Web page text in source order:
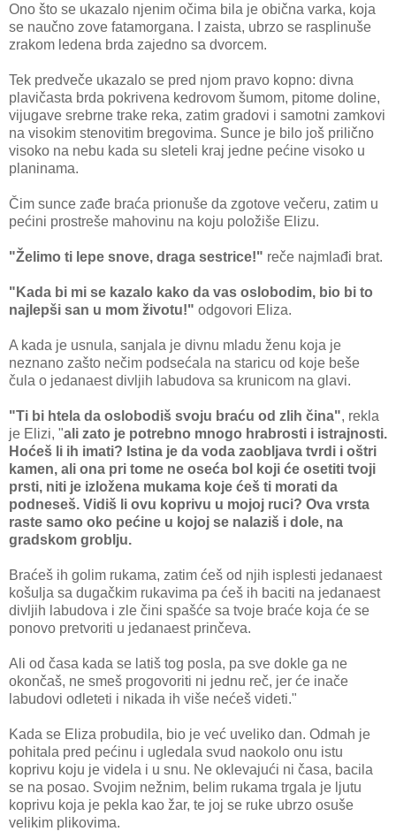
Ono što se ukazalo njenim očima bila je obična varka, koja
se naučno zove fatamorgana. I zaista, ubrzo se rasplinuše
zrakom ledena brda zajedno sa dvorcem.
Tek predveče ukazalo se pred njom pravo kopno: divna
plavičasta brda pokrivena kedrovom šumom, pitome doline,
vijugave srebrne trake reka, zatim gradovi i samotni zamkovi
na visokim stenovitim bregovima. Sunce je bilo još prilično
visoko na nebu kada su sleteli kraj jedne pećine visoko u
planinama.
Čim sunce zađe braća prionuše da zgotove večeru, zatim u
pećini prostreše mahovinu na koju položiše Elizu.
"Želimo ti lepe snove, draga sestrice!" reče najmlađi brat.
"Kada bi mi se kazalo kako da vas oslobodim, bio bi to
najlepši san u mom životu!" odgovori Eliza.
A kada je usnula, sanjala je divnu mladu ženu koja je
neznano zašto nečim podsećala na staricu od koje beše
čula o jedanaest divljih labudova sa krunicom na glavi.
"Ti bi htela da oslobodiš svoju braću od zlih čina", rekla
je Elizi, "ali zato je potrebno mnogo hrabrosti i istrajnosti.
Hoćeš li ih imati? Istina je da voda zaobljava tvrdi i oštri
kamen, ali ona pri tome ne oseća bol koji će osetiti tvoji
prsti, niti je izložena mukama koje ćeš ti morati da
podneseš. Vidiš li ovu koprivu u mojoj ruci? Ova vrsta
raste samo oko pećine u kojoj se nalaziš i dole, na
gradskom groblju.
Braćeš ih golim rukama, zatim ćeš od njih isplesti jedanaest
košulja sa dugačkim rukavima pa ćeš ih baciti na jedanaest
divljih labudova i zle čini spašće sa tvoje braće koja će se
ponovo pretvoriti u jedanaest prinčeva.
Ali od časa kada se latiš tog posla, pa sve dokle ga ne
okončaš, ne smeš progovoriti ni jednu reč, jer će inače
labudovi odleteti i nikada ih više nećeš videti."
Kada se Eliza probudila, bio je već uveliko dan. Odmah je
pohitala pred pećinu i ugledala svud naokolo onu istu
koprivu koju je videla i u snu. Ne oklevajući ni časa, bacila
se na posao. Svojim nežnim, belim rukama trgala je ljutu
koprivu koja je pekla kao žar, te joj se ruke ubrzo osuše
velikim plikovima.